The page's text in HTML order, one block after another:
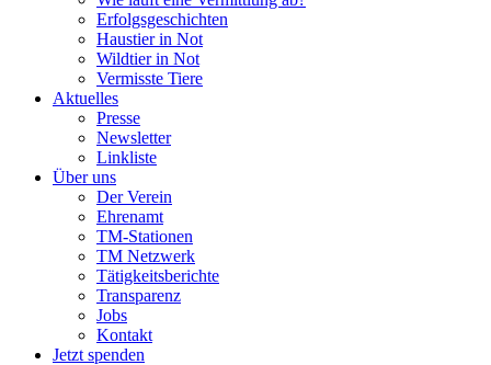
Erfolgsgeschichten
Haustier in Not
Wildtier in Not
Vermisste Tiere
Aktuelles
Presse
Newsletter
Linkliste
Über uns
Der Verein
Ehrenamt
TM-Stationen
TM Netzwerk
Tätigkeitsberichte
Transparenz
Jobs
Kontakt
Jetzt spenden